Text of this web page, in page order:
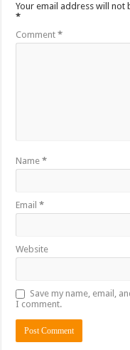
Your email address will not
*
Comment*
Name*
Email*
Website
Save my name, email,
I comment.